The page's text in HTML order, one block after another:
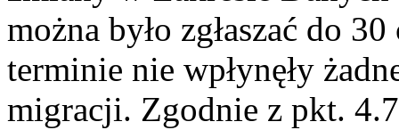
można było zgłaszać do
terminie nie wpłynęły
migracji. Zgodnie z pkt.